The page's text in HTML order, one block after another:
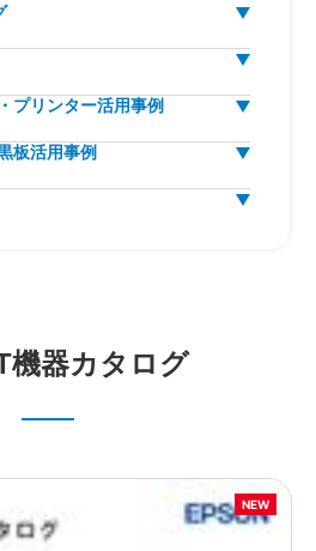
プリンター活用事例
板活用事例
機器カタログ
NEW